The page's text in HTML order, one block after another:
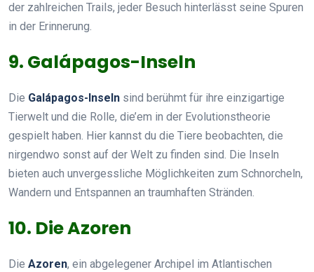
der zahlreichen Trails, jeder Besuch hinterlässt seine Spuren
in der Erinnerung.
9. Galápagos-Inseln
Die Galápagos-Inseln sind berühmt für ihre einzigartige
Tierwelt und die Rolle, die’em in der Evolutionstheorie
gespielt haben. Hier kannst du die Tiere beobachten, die
nirgendwo sonst auf der Welt zu finden sind. Die Inseln
bieten auch unvergessliche Möglichkeiten zum Schnorcheln,
Wandern und Entspannen an traumhaften Stränden.
10. Die Azoren
Die Azoren, ein abgelegener Archipel im Atlantischen